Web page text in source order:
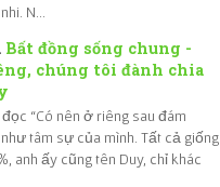
N...
Bất đồng sống chung -
chúng tôi đành chia
đọc “Có nên ở riêng sau đám
tâm sự của mình. Tất cả giống
anh ấy cũng tên Duy, chỉ khác